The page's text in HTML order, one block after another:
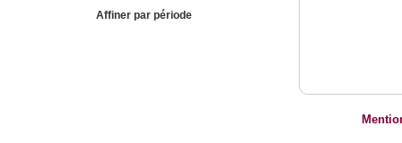
Affiner par période